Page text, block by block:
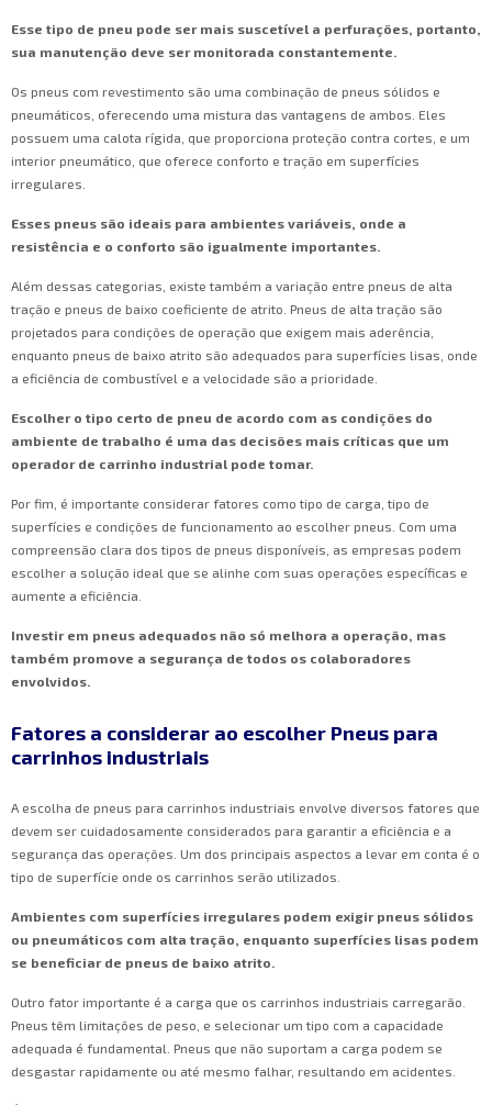
Esse tipo de pneu pode ser mais suscetível a perfurações, portanto,
sua manutenção deve ser monitorada constantemente.
Os pneus com revestimento são uma combinação de pneus sólidos e
pneumáticos, oferecendo uma mistura das vantagens de ambos. Eles
possuem uma calota rígida, que proporciona proteção contra cortes, e um
interior pneumático, que oferece conforto e tração em superfícies
irregulares.
Esses pneus são ideais para ambientes variáveis, onde a
resistência e o conforto são igualmente importantes.
Além dessas categorias, existe também a variação entre pneus de alta
tração e pneus de baixo coeficiente de atrito. Pneus de alta tração são
projetados para condições de operação que exigem mais aderência,
enquanto pneus de baixo atrito são adequados para superfícies lisas, onde
a eficiência de combustível e a velocidade são a prioridade.
Escolher o tipo certo de pneu de acordo com as condições do
ambiente de trabalho é uma das decisões mais críticas que um
operador de carrinho industrial pode tomar.
Por fim, é importante considerar fatores como tipo de carga, tipo de
superfícies e condições de funcionamento ao escolher pneus. Com uma
compreensão clara dos tipos de pneus disponíveis, as empresas podem
escolher a solução ideal que se alinhe com suas operações específicas e
aumente a eficiência.
Investir em pneus adequados não só melhora a operação, mas
também promove a segurança de todos os colaboradores
envolvidos.
Fatores a considerar ao escolher Pneus para
carrinhos industriais
A escolha de pneus para carrinhos industriais envolve diversos fatores que
devem ser cuidadosamente considerados para garantir a eficiência e a
segurança das operações. Um dos principais aspectos a levar em conta é o
tipo de superfície onde os carrinhos serão utilizados.
Ambientes com superfícies irregulares podem exigir pneus sólidos
ou pneumáticos com alta tração, enquanto superfícies lisas podem
se beneficiar de pneus de baixo atrito.
Outro fator importante é a carga que os carrinhos industriais carregarão.
Pneus têm limitações de peso, e selecionar um tipo com a capacidade
adequada é fundamental. Pneus que não suportam a carga podem se
desgastar rapidamente ou até mesmo falhar, resultando em acidentes.